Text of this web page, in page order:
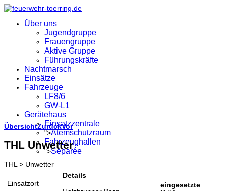
Über uns
Jugendgruppe
Frauengruppe
Aktive Gruppe
Führungskräfte
Nachtmarsch
Einsätze
Fahrzeuge
LF8/6
GW-L1
Gerätehaus
Einsatzzentrale
">Atemschutzraum
Fahrzeughallen
">Separée
ÜbersichtZurückVor
THL Unwetter
THL > Unwetter
Einsatzort
Details
eingesetzte